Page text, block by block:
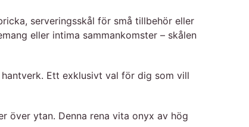
serveringsskål för små tillbehör eller
eller intima sammankomster – skålen
Ett exklusivt val för dig som vill
över ytan. Denna rena vita onyx av hög